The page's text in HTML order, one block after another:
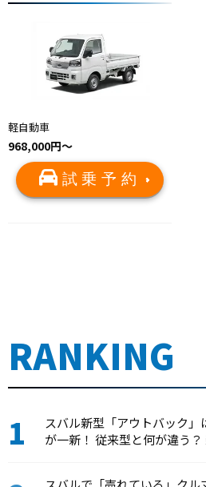
軽自動車
968,000円～
試乗予約
RANKING
スバル新型「アウトバック」
が一新！ 従来型と何が違う